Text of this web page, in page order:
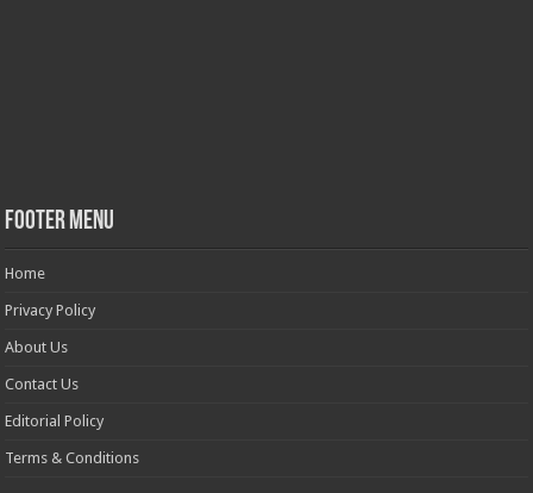
Footer Menu
Home
Privacy Policy
About Us
Contact Us
Editorial Policy
Terms & Conditions